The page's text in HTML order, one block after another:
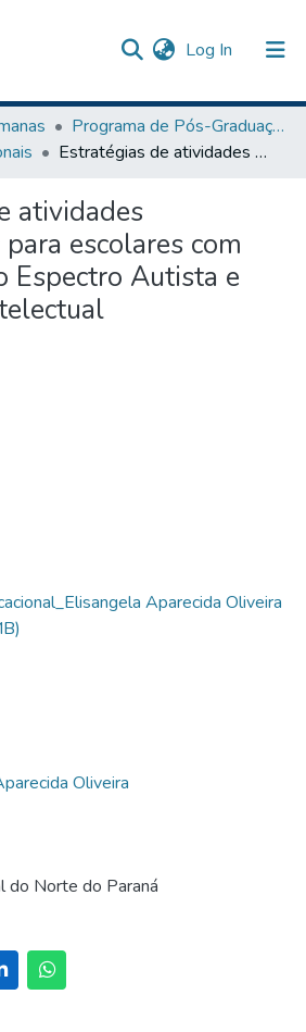
Log In (current)
Programa de Pós-Graduação em Educação
Estratégias de atividades psicomotoras para escolares com Transtorno do Espectro Autista e Deficiência Intelectual
atividades
escolares com
Espectro Autista e
Aparecida Oliveira
Oliveira
do Norte do Paraná